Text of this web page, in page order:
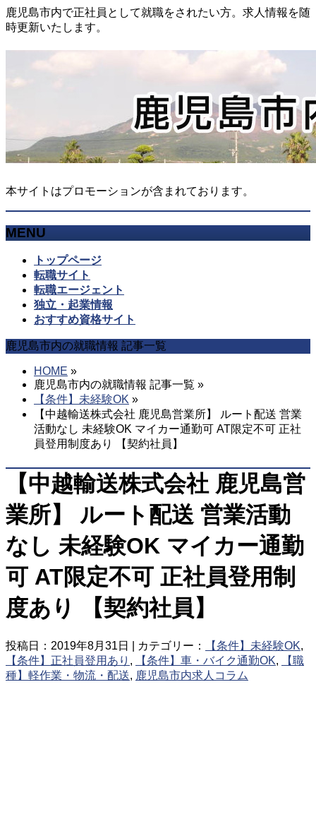
鹿児島市内で正社員として就職をされたい方。求人情報を随
時更新いたします。
本サイトはプロモーションが含まれております。
MENU
ば
トップページ
転職サイト
転職エージェント
独立・起業情報
おすすめ資格サイト
鹿児島市内の就職情報 記事一覧
HOME »
鹿児島市内の就職情報 記事一覧 »
【条件】未経験OK »
【中越輸送株式会社 鹿児島営業所】 ルート配送 営業
活動なし 未経験OK マイカー通勤可 AT限定不可 正社
員登用制度あり 【契約社員】
【中越輸送株式会社 鹿児島営
業所】 ルート配送 営業活動
なし 未経験OK マイカー通勤
可 AT限定不可 正社員登用制
度あり 【契約社員】
投稿日：2019年8月31日 | カテゴリー： 【条件】未経験OK,
【条件】正社員登用あり , 【条件】車・バイク通勤OK,
【職
種】軽作業・物流・配送, 鹿児島市内求人コラム